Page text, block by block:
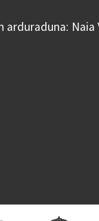
arduraduna: Naia